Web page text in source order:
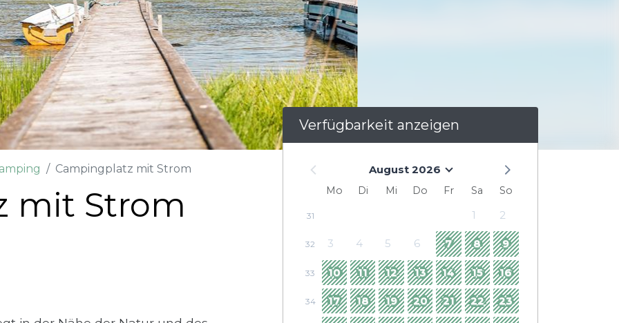
Campingplatz mit Strom
mit Strom
Verfügbarkeit anzeigen
August 2026
Mo Di Mi Do Fr Sa So
31 1 2
32 3 4 5 6 7 8 9
33 10 11 12 13 14 15 16
34 17 18 19 20 21 22 23